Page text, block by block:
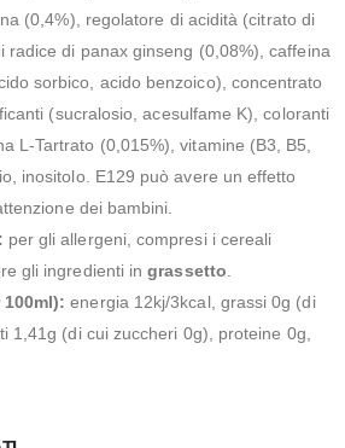
(0,4%), regolatore di acidità (citrato di
radice di panax ginseng (0,08%), caffeina
sorbico, acido benzoico), concentrato
(sucralosio, acesulfame K), coloranti
L-Tartrato (0,015%), vitamine (B3, B5,
inositolo. E129 può avere un effetto
dei bambini.
per gli allergeni, compresi i cereali
gli ingredienti ingrassetto.
energia 12kj/3kcal, grassi 0g (di
1,41g (di cui zuccheri 0g), proteine 0g,